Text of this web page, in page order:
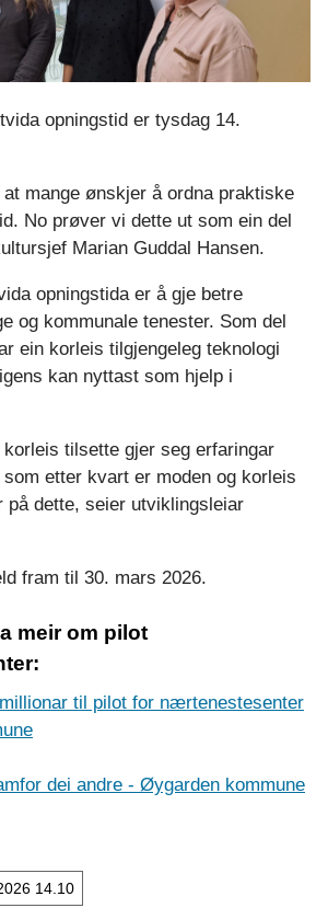
l
i
t
e
k
opningstid er tysdag 14.
mange ønskjer å ordna praktiske
No prøver vi dette ut som ein del
Marian Guddal Hansen.
opningstida er å gje betre
og kommunale tenester. Som del
ein korleis tilgjengeleg teknologi
kan nyttast som hjelp i
tilsette gjer seg erfaringar
etter kvart er moden og korleis
på dette, seier utviklingsleiar
fram til 30. mars 2026.
meir om pilot
til pilot for nærtenestesenter
dei andre - Øygarden kommune
14.10